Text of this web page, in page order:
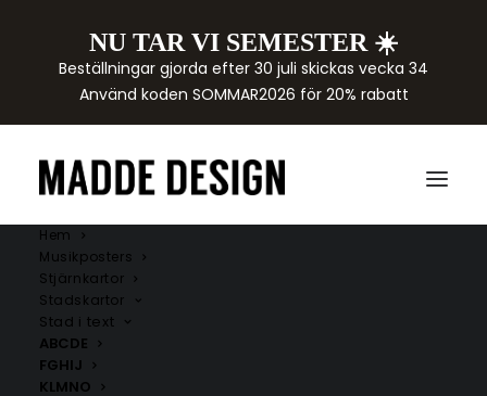
NU TAR VI SEMESTER ☀️
Beställningar gjorda efter 30 juli skickas vecka 34
Använd koden SOMMAR2026 för 20% rabatt
Hem
Musikposters
Stjärnkartor
Stadskartor
Stad i text
ABCDE
FGHIJ
KLMNO